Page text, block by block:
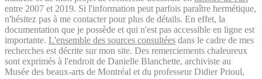
entre 2007 et 2019. Si l'information peut parfois paraître hermétique,
n'hésitez pas à me contacter pour plus de détails. En effet, la
documentation que je possède et qui n'est pas accessible en ligne est
importante. L'ensemble des sources consultées dans le cadre de mes
recherches est décrite sur mon site. Des remerciements chaleureux
sont exprimés à l'endroit de Danielle Blanchette, archiviste au
Musée des beaux-arts de Montréal et du professeur Didier Prioul,